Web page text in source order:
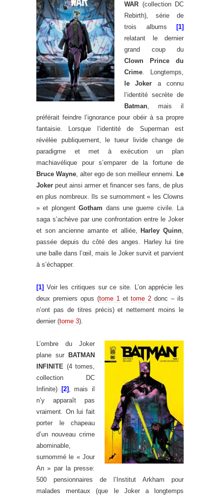
WAR (collection DC
Rebirth), série de
trois albums
[1]
relatant le dernier
grand coup du
Clown Prince du
Crime. Longtemps,
le Joker a connu
l’identité secrète de
Batman, mais il
préférait feindre l’ignorance pour obéir à sa propre
fantaisie. Lorsque l’identité de Superman est
révélée publiquement, le tueur livide change de
paradigme et met à exécution un plan
machiavélique pour s’emparer de la fortune de
Bruce Wayne, alter ego de son meilleur ennemi. Le
Joker peut ainsi armer et financer ses fans, de plus
en plus nombreux. Ils se surnomment « les Clowns
» et plongentGotham dans une guerre civile. La
saga s’achève par une confrontation entre le Joker
et son ancienne amante et alliée, Harley Quinn,
passée depuis du côté des anges. Harley lui tire
une balle dans l’œil, mais le Joker survit et parvient
à s’échapper.
[1] Voir les critiques sur ce site. L’on apprécie les
deux premiers opus (tome 1ettome 2 donc – ils
n’ont pas de titres précis) et nettement moins le
dernier (tome 3).
L’ombre du Joker
plane sur
BATMAN
INFINITE (4 tomes,
collection DC
Infinite)
[2] , mais il
n’y apparaît pas
vraiment. On lui fait
porter le chapeau
d’un nouveau crime
abominable,
surnommé le « Jour
An » par la presse:
500 pensionnaires de l’Institut Arkham pour
malades mentaux (que le Joker a longtemps